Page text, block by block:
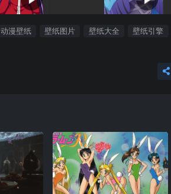
动漫壁纸 壁纸图片 壁纸大全 壁纸引擎